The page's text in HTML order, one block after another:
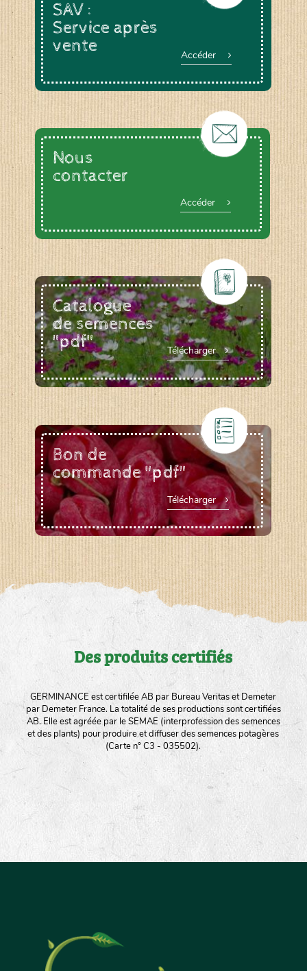
SAV :
Service après
vente
Accéder
Nous
contacter
Accéder
Catalogue
de semences
"pdf"
Télécharger
Bon de
commande "pdf"
Télécharger
Des produits certifiés
GERMINANCE est certifilée AB par Bureau Veritas et Demeter
par Demeter France. La totalité de ses productions sont certifiées
AB. Elle est agréée par le SEMAE (interprofession des semences
et des plants) pour produire et diffuser des semences potagères
(Carte n° C3 - 035502).